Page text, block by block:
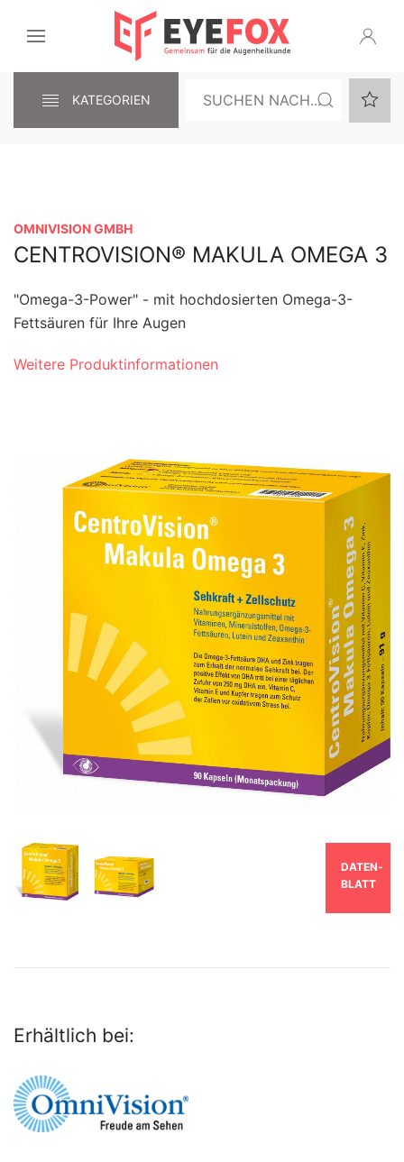
KATEGORIEN
DATEN­
BLATT
OMNIVISION GMBH
CENTROVISION® MAKULA OMEGA 3
"Omega-3-Power" - mit hochdosierten Omega-3-
Fettsäuren für Ihre Augen
Weitere Produktinformationen
Erhältlich bei: